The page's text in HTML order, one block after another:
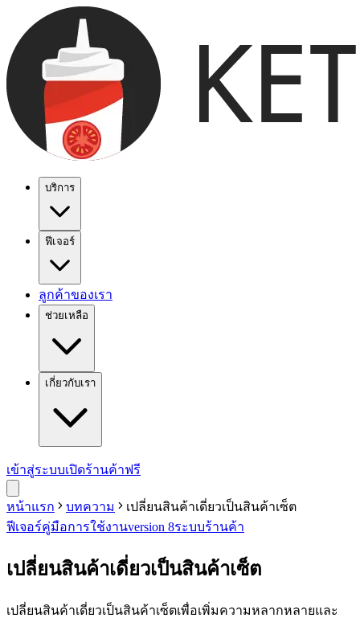
บริการ
ฟีเจอร์
ลูกค้าของเรา
ช่วยเหลือ
เกี่ยวกับเรา
เข้าสู่ระบบเปิดร้านค้าฟรี
หน้าแรก บทความ
เปลี่ยนสินค้าเดี่ยวเป็นสินค้าเซ็ต
ฟีเจอร์คู่มือการใช้งานversion 8ระบบร้านค้า
เปลี่ยนสินค้าเดี่ยวเป็นสินค้าเซ็ต
เปลี่ยนสินค้าเดี่ยวเป็นสินค้าเซ็ตเพื่อเพิ่มความหลากหลายและ